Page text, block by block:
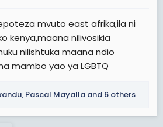
mvuto east afrika,ila ni
kenya,maana nilivosikia
nilishtuka maana ndio
mambo yao ya LGBTQ
, Pascal Mayalla and 6 others